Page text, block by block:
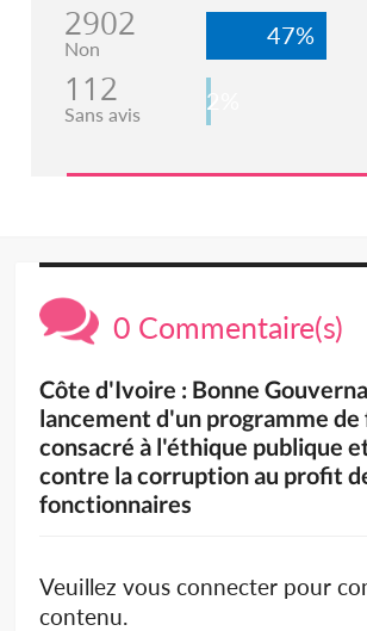
2902
Non 47%
112
Sans avis 2%
0 Commentaire(s)
Côte d'Ivoire : Bonne
lancement d'un programme
consacré à l'éthique publique
contre la corruption au profit
fonctionnaires
Veuillez vous connecter pour
contenu.